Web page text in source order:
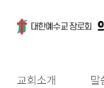
교회소개 말